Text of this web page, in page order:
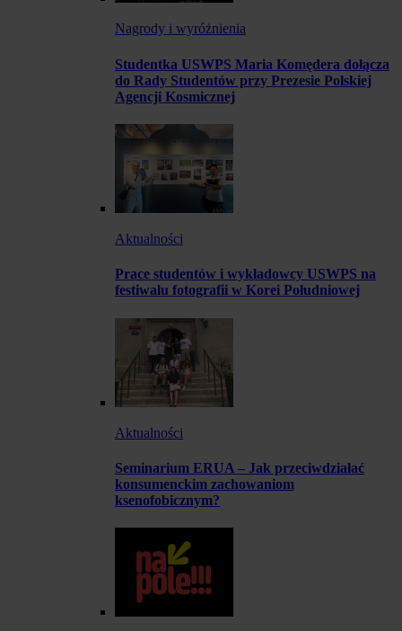
Nagrody i wyróżnienia
Studentka USWPS Maria Komędera dołącza
do Rady Studentów przy Prezesie Polskiej
Agencji Kosmicznej
Aktualności
Prace studentów i wykładowcy USWPS na
festiwalu fotografii w Korei Południowej
Aktualności
Seminarium ERUA – Jak przeciwdziałać
konsumenckim zachowaniom
ksenofobicznym?